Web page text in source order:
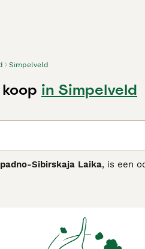
Simpelveld
in Simpelveld
Sibirskaja Laika, is een
beren en elanden. De
West
zijn tegenover vreemden.
meest geschikt voor ervaren